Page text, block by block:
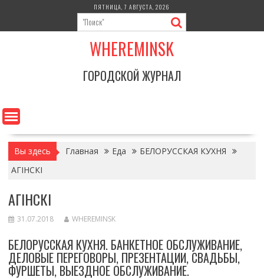
содержимому
ПЯТНИЦА, 7 АВГУСТА, 2026
WHEREMINSK
ГОРОДСКОЙ ЖУРНАЛ
Вы здесь Главная Еда
БЕЛОРУССКАЯ КУХНЯ
АГIНСКI
АГIНСКI
31.07.2018 WHEREMINSK
БЕЛОРУССКАЯ КУХНЯ. БАНКЕТНОЕ ОБСЛУЖИВАНИЕ,
ДЕЛОВЫЕ ПЕРЕГОВОРЫ, ПРЕЗЕНТАЦИИ, СВАДЬБЫ,
ФУРШЕТЫ, ВЫЕЗДНОЕ ОБСЛУЖИВАНИЕ.